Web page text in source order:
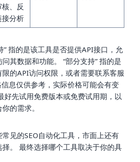
、反
接分析
” 指的是该工具是否提供API接口，允
其数据和功能。 “部分支持” 指的是
的API访问权限，或者需要联系客服
息仅供参考，实际价格可能会有变
好先试用免费版本或免费试用期，以
的需求。
见的SEO自动化工具，市面上还有
。 最终选择哪个工具取决于你的具